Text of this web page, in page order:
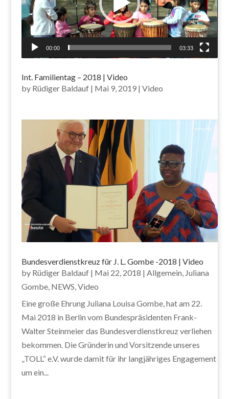
00:00 03:33
Int. Familientag – 2018 | Video
by Rüdiger Baldauf | Mai 9, 2019 |Video
Bundesverdienstkreuz für J. L. Gombe -2018 | Video
by Rüdiger Baldauf | Mai 22, 2018 |Allgemein, Juliana
Gombe, NEWS,Video
Eine große Ehrung Juliana Louisa Gombe, hat am 22.
Mai 2018 in Berlin vom Bundespräsidenten Frank-
Walter Steinmeier das Bundesverdienstkreuz verliehen
bekommen. Die Gründerin und Vorsitzende unseres
„TOLL“ e.V. wurde damit für ihr langjähriges Engagement
um ein...